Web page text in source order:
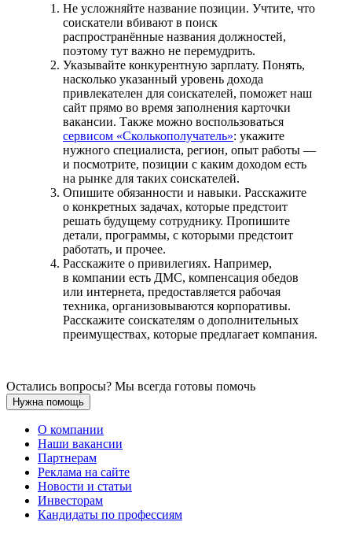
Не усложняйте название позиции. Учтите, что
соискатели вбивают в поиск
распространённые названия должностей,
поэтому тут важно не перемудрить.
Указывайте конкурентную зарплату. Понять,
насколько указанный уровень дохода
привлекателен для соискателей, поможет наш
сайт прямо во время заполнения карточки
вакансии. Также можно воспользоваться
сервисом «Сколькополучатель»: укажите
нужного специалиста, регион, опыт работы —
и посмотрите, позиции с каким доходом есть
на рынке для таких соискателей.
Опишите обязанности и навыки. Расскажите
о конкретных задачах, которые предстоит
решать будущему сотруднику. Пропишите
детали, программы, с которыми предстоит
работать, и прочее.
Расскажите о привилегиях. Например,
в компании есть ДМС, компенсация обедов
или интернета, предоставляется рабочая
техника, организовываются корпоративы.
Расскажите соискателям о дополнительных
преимуществах, которые предлагает компания.
Остались вопросы? Мы всегда готовы помочь
Нужна помощь
О компании
Наши вакансии
Партнерам
Реклама на сайте
Новости и статьи
Инвесторам
Кандидаты по профессиям